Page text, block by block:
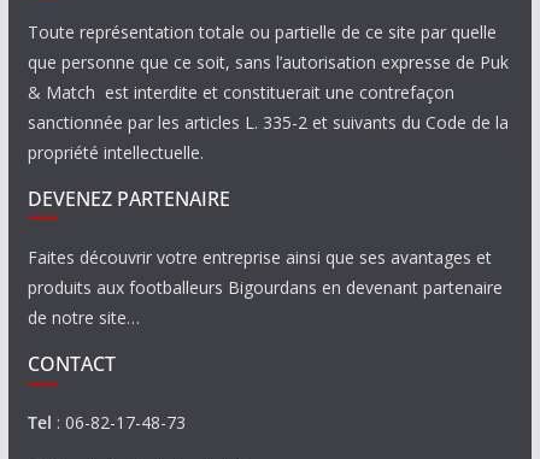
Toute représentation totale ou partielle de ce site par quelle
que personne que ce soit, sans l’autorisation expresse de Puk
& Match est interdite et constituerait une contrefaçon
sanctionnée par les articles L. 335-2 et suivants du Code de la
propriété intellectuelle.
DEVENEZ PARTENAIRE
Faites découvrir votre entreprise ainsi que ses avantages et
produits aux footballeurs Bigourdans en devenant partenaire
de notre site…
CONTACT
Tel : 06-82-17-48-73